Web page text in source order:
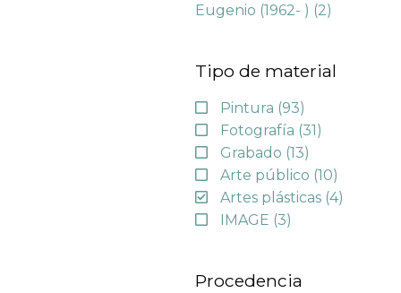
Eugenio (1962- ) (2)
Tipo de material
Pintura (93)
Fotografía (31)
Grabado (13)
Arte público (10)
Artes plásticas (4)
IMAGE (3)
Procedencia